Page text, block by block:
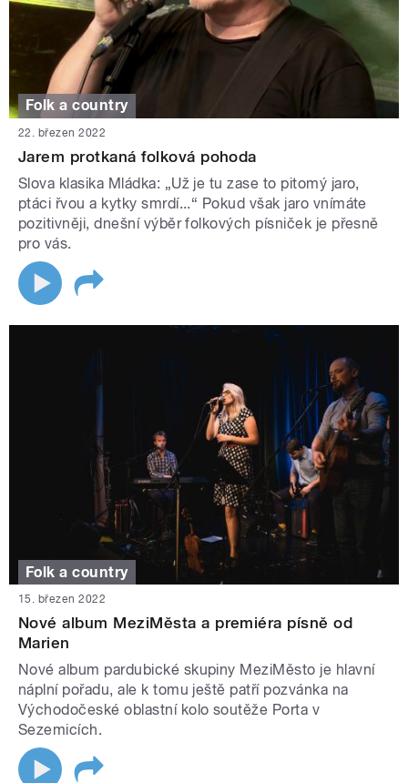
Folk a country
22. březen 2022
Jarem protkaná folková pohoda
Slova klasika Mládka: „Už je tu zase to pitomý jaro,
ptáci řvou a kytky smrdí...“ Pokud však jaro vnímáte
pozitivněji, dnešní výběr folkových písniček je přesně
pro vás.
Folk a country
15. březen 2022
Nové album MeziMěsta a premiéra písně od
Marien
Nové album pardubické skupiny MeziMěsto je hlavní
náplní pořadu, ale k tomu ještě patří pozvánka na
Východočeské oblastní kolo soutěže Porta v
Sezemicích.